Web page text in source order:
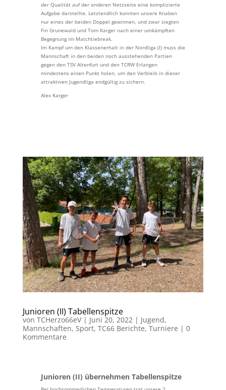
der Qualität auf der anderen Netzseite eine komplizierte
Aufgabe darstellte. Letztendlich konnten unsere Knaben
nur eines der beiden Doppel gewinnen, und zwar siegten
Fin Grunewald und Tom Karger nach einer umkämpften
Begegnung im Matchtiebreak.
Im Kampf um den Klassenerhalt in der Nordliga (I) muss die
Mannschaft in den beiden noch ausstehenden Partien
gegen den TSV Altenfurt und den TCRW Erlangen
mindestens einen Punkt holen, um den Verbleib in dieser
attraktiven Jugendliga endgültig zu sichern.
Alex Karger
Junioren (II) Tabellenspitze
von TCHerzo66eV| Juni 20, 2022 | Jugend,
Mannschaften, Sport, TC66 Berichte, Turniere | 0
Kommentare
Junioren (II) übernehmen Tabellenspitze